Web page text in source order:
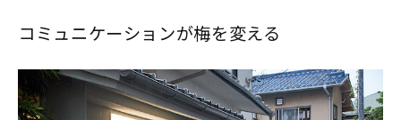
コミュニケーションが梅を変える